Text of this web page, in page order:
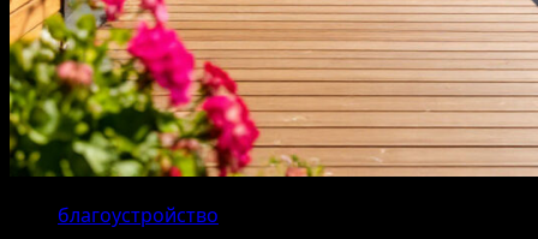
благоустройство